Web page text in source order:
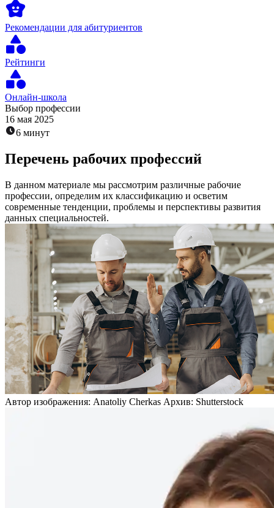
Рекомендации для абитуриентов
Рейтинги
Онлайн-школа
Выбор профессии
16 мая 2025
6 минут
Перечень рабочих профессий
В данном материале мы рассмотрим различные рабочие
профессии, определим их классификацию и осветим
современные тенденции, проблемы и перспективы развития
данных специальностей.
Автор изображения: Anatoliy Cherkas Архив: Shutterstock